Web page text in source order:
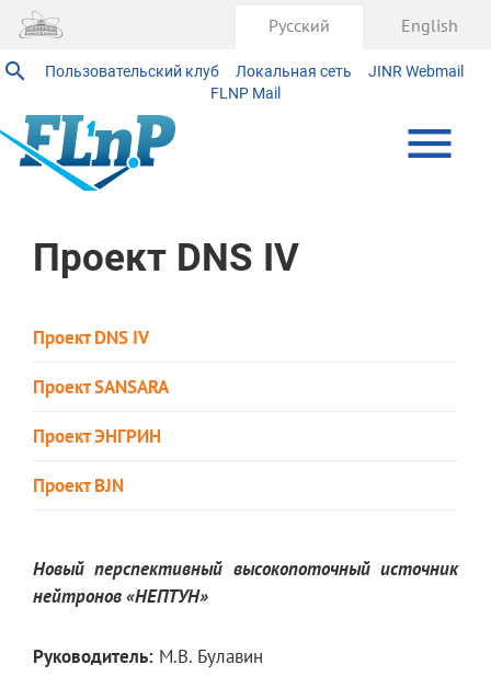
Пользовательский клуб Локальная сеть
JINR Webmail
FLNP Mail
Русский English
Проект DNS IV
Проект DNS IV
Проект SANSARA
Проект ЭНГРИН
Проект BJN
Новый перспективный высокопоточный источник
нейтронов «НЕПТУН»
Руководитель: М.В. Булавин